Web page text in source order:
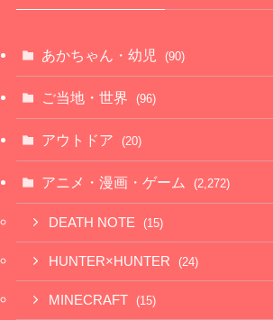
あかちゃん・幼児 (90)
ご当地・世界 (96)
アウトドア (20)
アニメ・漫画・ゲーム (2,272)
DEATH NOTE (15)
HUNTER×HUNTER (24)
MINECRAFT (15)